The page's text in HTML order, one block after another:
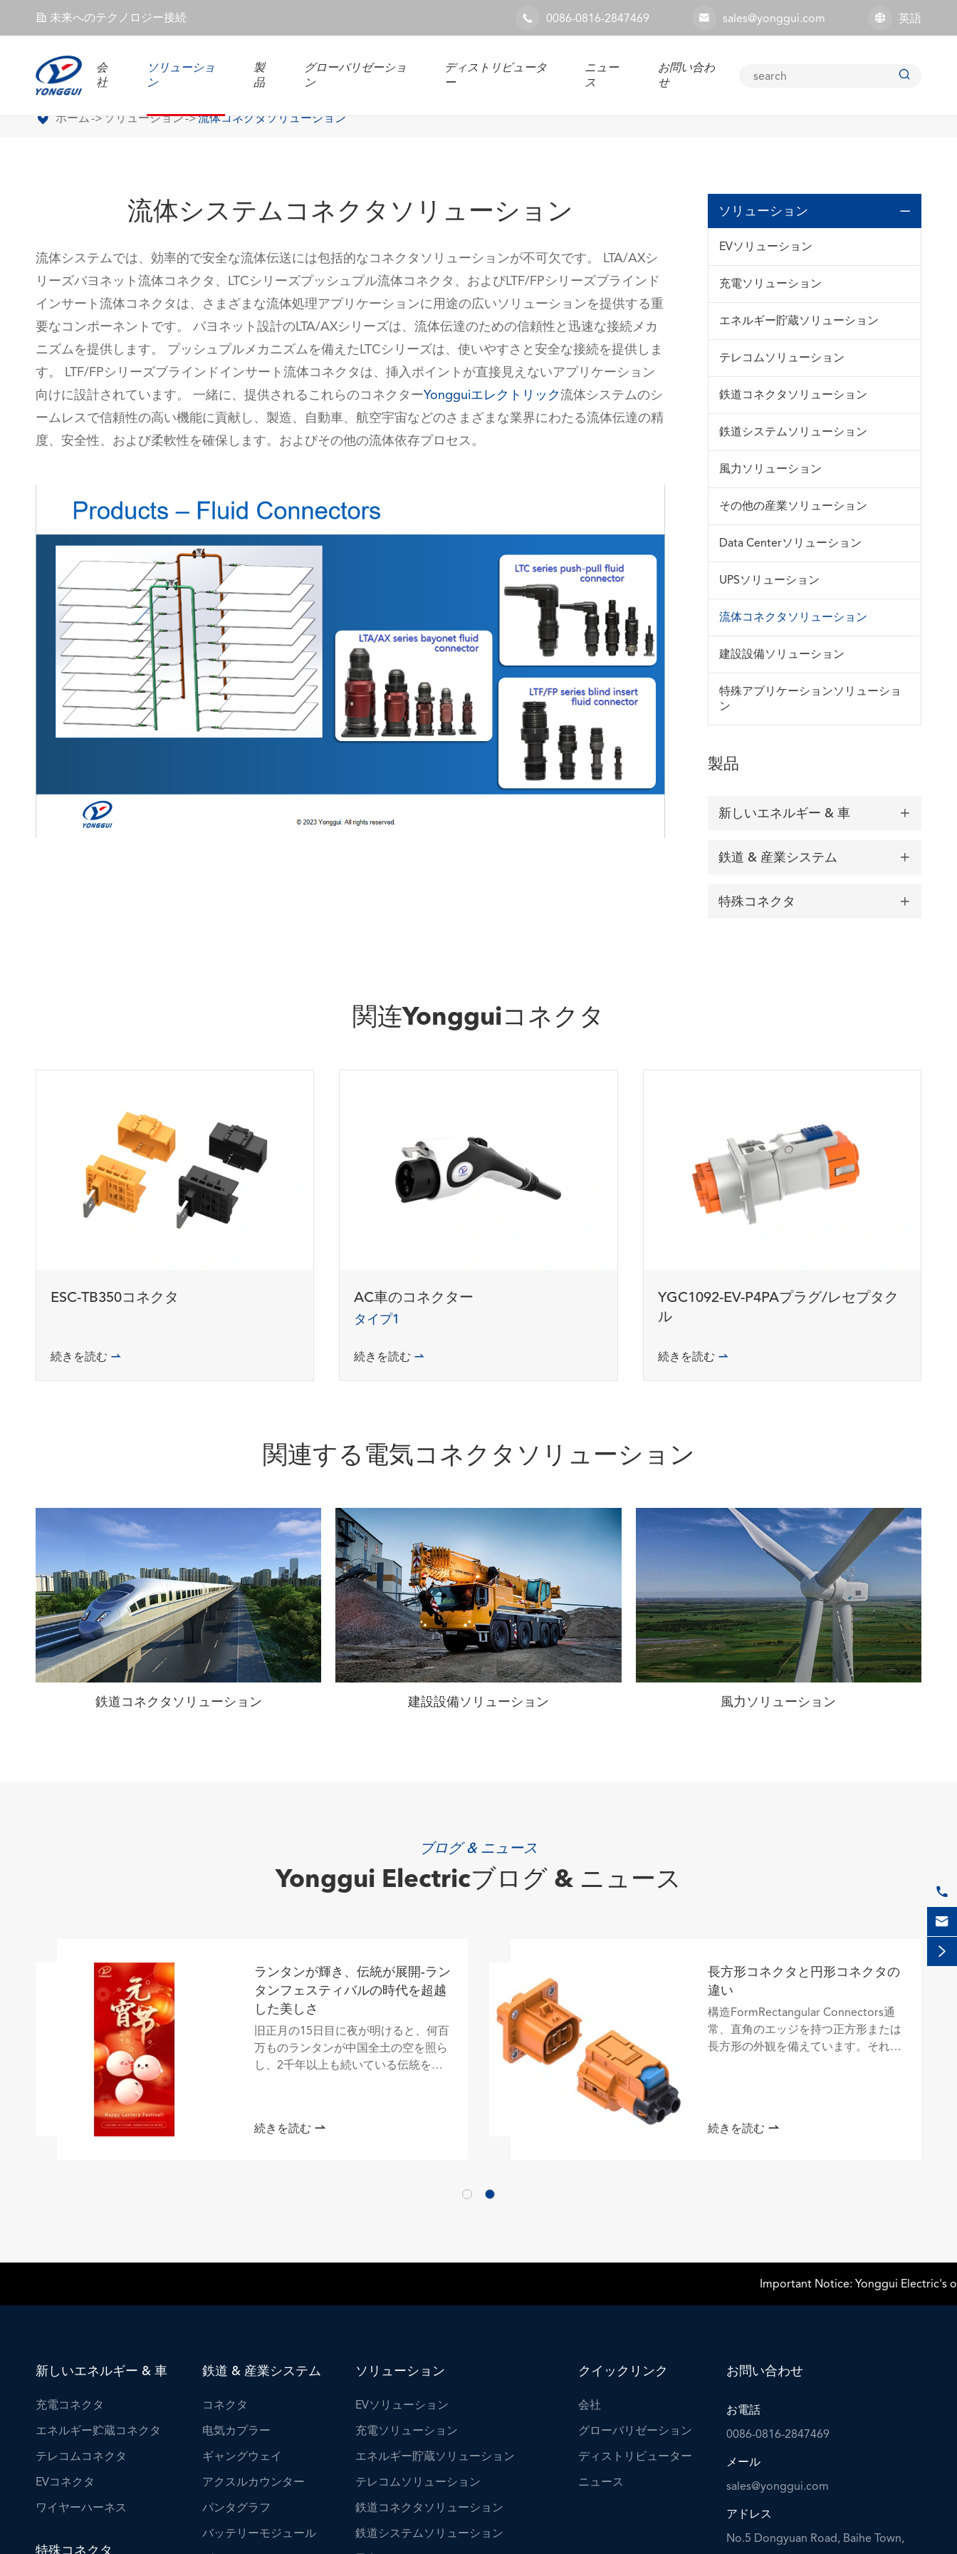
𐄀 未来へのテクノロジー接続  0086-0816-2847469  sales@yonggui.com  英語
会
社
ソリューショ
ン
製
品
グローバリゼーショ
ン
ディストリビュータ
ー
ニュー
ス
お問い合わ
せ

ホーム ソリューション 流体コネクタソリューション
流体システムコネクタソリューション
流体システムでは、効率的で安全な流体伝送には包括的なコネクタソリューションが不可欠です。 LTA/AXシ
リーズバヨネット流体コネクタ、LTCシリーズプッシュプル流体コネクタ、およびLTF/FPシリーズブラインド
インサート流体コネクタは、さまざまな流体処理アプリケーションに用途の広いソリューションを提供する重
要なコンポーネントです。 バヨネット設計のLTA/AXシリーズは、流体伝達のための信頼性と迅速な接続メカ
ニズムを提供します。 プッシュプルメカニズムを備えたLTCシリーズは、使いやすさと安全な接続を提供しま
す。 LTF/FPシリーズブラインドインサート流体コネクタは、挿入ポイントが直接見えないアプリケーション
向けに設計されています。 一緒に、提供されるこれらのコネクターYongguiエレクトリック流体システムのシ
ームレスで信頼性の高い機能に貢献し、製造、自動車、航空宇宙などのさまざまな業界にわたる流体伝達の精
度、安全性、および柔軟性を確保します。およびその他の流体依存プロセス。
ソリューション 
EVソリューション
充電ソリューション
エネルギー貯蔵ソリューション
テレコムソリューション
鉄道コネクタソリューション
鉄道システムソリューション
風力ソリューション
その他の産業ソリューション
Data Centerソリューション
UPSソリューション
流体コネクタソリューション
建設設備ソリューション
特殊アプリケーションソリューショ
ン
製品
新しいエネルギー & 車 
鉄道 & 産業システム 
特殊コネクタ 
関连Yongguiコネクタ
ESC-TB350コネクタ
続きを読む 
AC車のコネクター
タイプ1
続きを読む 
YGC1092-EV-P4PAプラグ/レセプタク
ル
続きを読む 
関連する電気コネクタソリューション
鉄道コネクタソリューション 建設設備ソリューション 風力ソリューション
ブログ & ニュース
Yonggui Electricブログ & ニュース
ランタンが輝き、伝統が展開-ラン
タンフェスティバルの時代を超越
した美しさ
旧正月の15日目に夜が明けると、何百
万ものランタンが中国全土の空を照ら
し、2千年以上も続いている伝統を伝
続きを読む 
長方形コネクタと円形コネクタの
違い
構造FormRectangular Connectors通
常、直角のエッジを持つ正方形または
長方形の外観を備えています。それら
続きを読む 
Important Notice: Yonggui Electric's
新しいエネルギー & 車
充電コネクタ
エネルギー贮蔵コネクタ
テレコムコネクタ
EVコネクタ
ワイヤーハーネス
特殊コネクタ
鉄道 & 産業システム
コネクタ
电気カプラー
ギャングウェイ
アクスルカウンター
パンタグラフ
バッテリーモジュール
ソリューション
EVソリューション
充電ソリューション
エネルギー貯蔵ソリューション
テレコムソリューション
鉄道コネクタソリューション
鉄道システムソリューション
クイックリンク
会社
グローバリゼーション
ディストリビューター
ニュース
お問い合わせ
お電話
0086-0816-2847469
メール
sales@yonggui.com
アドレス
No.5 Dongyuan Road, Baihe Town,



在线咨询
WhatsApp (如 +85291234567)
邮箱